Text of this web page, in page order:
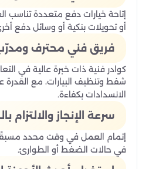
إتاحة خيارات دفع متعددة تناسب
أو تحويلات بنكية أو وسائل دفع
فريق فني محترف
كوادر فنية ذات خبرة عالية في
شفط وتنظيف البيارات، مع
الانسدادات بكفاءة.
سرعة الإنجاز والالتزام
إتمام العمل في وقت محدد مسبقًا
في حالات الضغط أو الطوارئ.